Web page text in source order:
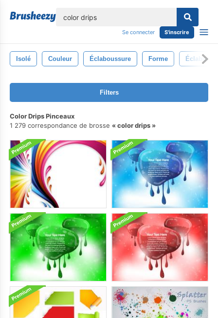
Se connecter S'inscrire
Isolé Couleur Éclaboussure Forme
Filters
Color Drips Pinceaux
1 279 correspondance de brosse
color drips